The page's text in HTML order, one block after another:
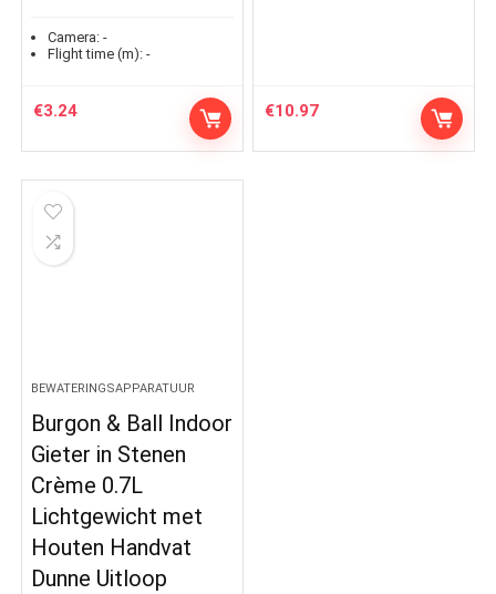
Camera: -
Flight time (m): -
€3.24 €10.97
BEWATERINGSAPPARATUUR
Burgon & Ball Indoor
Gieter in Stenen
Crème 0.7L
Lichtgewicht met
Houten Handvat
Dunne Uitloop